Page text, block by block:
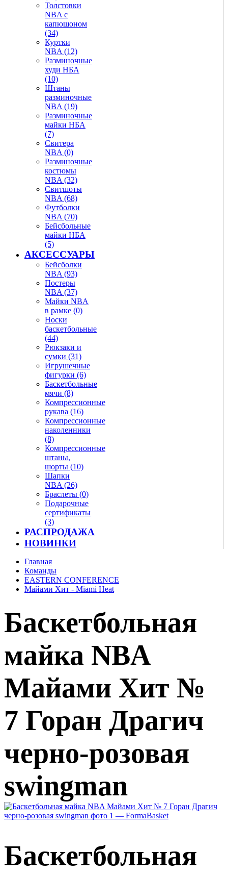
Толстовки
NBA с
капюшоном
(34)
Куртки
NBA (12)
Разминочные
худи НБА
(10)
Штаны
разминочные
NBA (19)
Разминочные
майки НБА
(7)
Свитера
NBA (0)
Разминочные
костюмы
NBA (32)
Свитшоты
NBA (68)
Футболки
NBA (70)
Бейсбольные
майки НБА
(5)
АКСЕССУАРЫ
Бейсболки
NBA (93)
Постеры
NBA (37)
Майки NBA
в рамке (0)
Носки
баскетбольные
(44)
Рюкзаки и
сумки (31)
Игрушечные
фигурки (6)
Баскетбольные
мячи (8)
Компрессионные
рукава (16)
Компрессионные
наколенники
(8)
Компрессионные
штаны,
шорты (10)
Шапки
NBA (26)
Браслеты (0)
Подарочные
сертификаты
(3)
РАСПРОДАЖА
НОВИНКИ
Главная
Команды
EASTERN CONFERENCE
Майами Хит - Miami Heat
Баскетбольная
майка NBA
Майами Xит №
7 Горан Драгич
черно-розовая
swingman
Баскетбольная